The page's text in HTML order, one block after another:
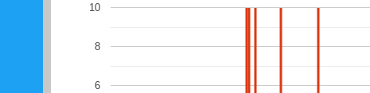
6
8
10